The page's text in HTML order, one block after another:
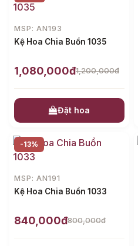
MSP: AN193
Kệ Hoa Chia Buồn 1035
1,080,000đ1,200,000đ
Đặt hoa
-13%
MSP: AN191
Kệ Hoa Chia Buồn 1033
840,000đ800,000đ